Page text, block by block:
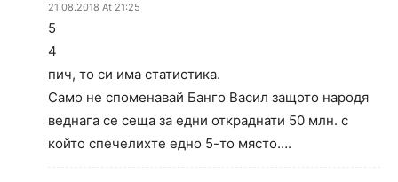
21.08.2018 At 21:25
5
4
пич, то си има статистика.
Само не споменавай Банго Васил защото народя
веднага се сеща за едни откраднати 50 млн. с
който спечелихте едно 5-то място….